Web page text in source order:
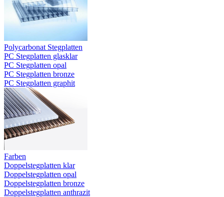
Polycarbonat Stegplatten
PC Stegplatten glasklar
PC Stegplatten opal
PC Stegplatten bronze
PC Stegplatten graphit
Farben
Doppelstegplatten klar
Doppelstegplatten opal
Doppelstegplatten bronze
Doppelstegplatten anthrazit